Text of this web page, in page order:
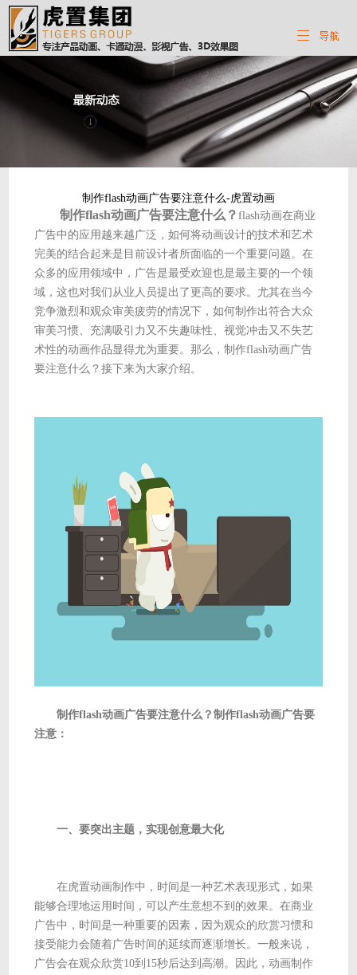
制作flash动画广告要注意什么-虎置动画
制作flash动画广告要注意什么？flash动画在商业
广告中的应用越来越广泛，如何将动画设计的技术和艺术
完美的结合起来是目前设计者所面临的一个重要问题。在
众多的应用领域中，广告是最受欢迎也是最主要的一个领
域，这也对我们从业人员提出了更高的要求。尤其在当今
竞争激烈和观众审美疲劳的情况下，如何制作出符合大众
审美习惯、充满吸引力又不失趣味性、视觉冲击又不失艺
术性的动画作品显得尤为重要。那么，制作flash动画广告
要注意什么？接下来为大家介绍。
制作flash动画广告要注意什么？制作flash动画广告要
注意：
一、要突出主题，实现创意最大化
在虎置动画制作中，时间是一种艺术表现形式，如果
能够合理地运用时间，可以产生意想不到的效果。在商业
广告中，时间是一种重要的因素，因为观众的欣赏习惯和
接受能力会随着广告时间的延续而逐渐增长。一般来说，
广告会在观众欣赏10到15秒后达到高潮。因此，动画制作